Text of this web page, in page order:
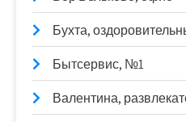
Бухта,
Бытсервис, №1
Валентина,